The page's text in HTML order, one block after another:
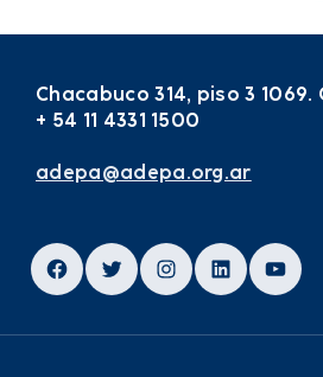
Chacabuco 314, piso 3 1069.
+ 54 11 4331 1500
adepa@adepa.org.ar
Facebook
TwitterInstagram
LinkedIn